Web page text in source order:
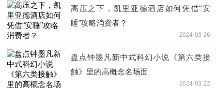
高压之下，凯里亚德酒店如何凭借“安
睡”攻略消费者？
2024-03-26
盘点钟墨凡新中式科幻小说《第六类接
触》里的高概念名场面
2024-03-22